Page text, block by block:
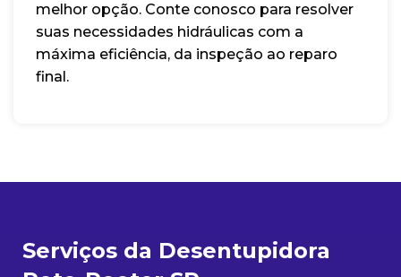
melhor opção. Conte conosco para resolver
suas necessidades hidráulicas com a
máxima eficiência, da inspeção ao reparo
final.
Serviços da Desentupidora